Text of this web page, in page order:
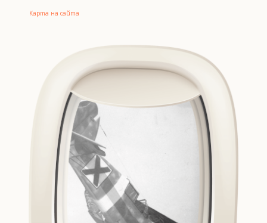
Карта на сайта